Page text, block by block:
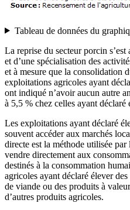
Tableau de données du
La reprise du secteur porcin
et d’une spécialisation des
et à mesure que la consolidation
exploitations agricoles ayant
ont indiqué n’avoir aucun autre
à 5,5 % chez celles ayant
Les exploitations ayant déclaré
souvent accéder aux marchés
directe est la méthode utilisée
vendre directement aux
destinés à la consommation
agricoles ayant déclaré élever
de viande ou des produits à
d’autres produits agricoles.